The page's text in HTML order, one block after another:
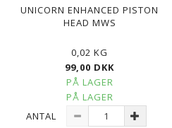
UNICORN ENHANCED PISTON
HEAD MWS
0,02 KG
99,00 DKK
PÅ LAGER
PÅ LAGER
ANTAL